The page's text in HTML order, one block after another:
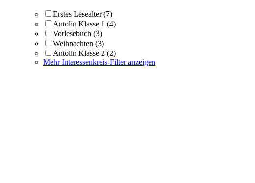
Erstes Lesealter (7)
Antolin Klasse 1 (4)
Vorlesebuch (3)
Weihnachten (3)
Antolin Klasse 2 (2)
Mehr Interessenkreis-Filter anzeigen